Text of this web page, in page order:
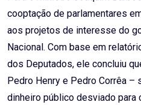
cooptação de parlamentares
aos projetos de interesse do
Nacional. Com base em
dos Deputados, ele concluiu
Pedro Henry e Pedro Corrêa
dinheiro público desviado